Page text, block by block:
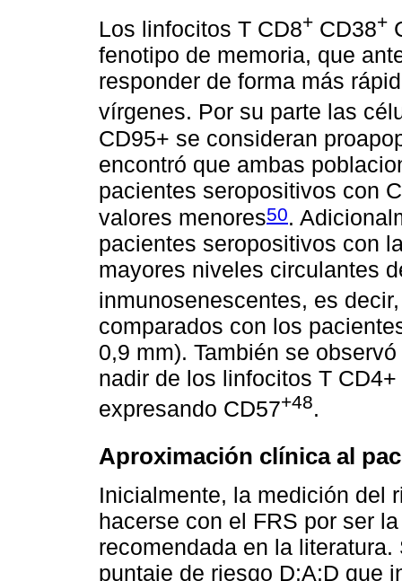
Los linfocitos T CD8+ CD38+
fenotipo de memoria, que
responder de forma más
vírgenes. Por su parte las
CD95+ se consideran
encontró que ambas
pacientes seropositivos con
valores menores50.
pacientes seropositivos con
mayores niveles circulantes
inmunosenescentes, es
comparados con los
0,9 mm). También se
nadir de los linfocitos T
expresando CD57+48.
Aproximación clínica al
Inicialmente, la medición del
hacerse con el FRS por ser
recomendada en la
puntaje de riesgo D:A:D que